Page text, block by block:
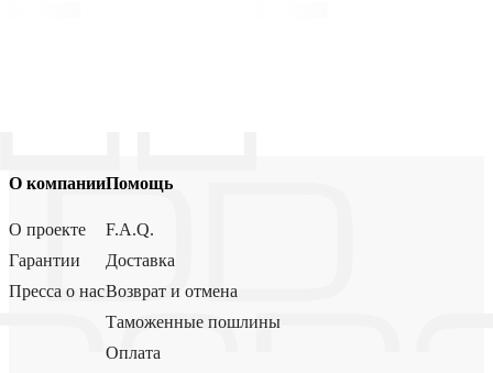
О компании
О проекте
Гарантии
Пресса о нас
Помощь
F.A.Q.
Доставка
Возврат и отмена
Таможенные пошлины
Оплата